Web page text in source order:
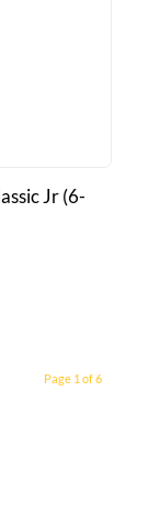
Jr (6-
Page 1 of 6